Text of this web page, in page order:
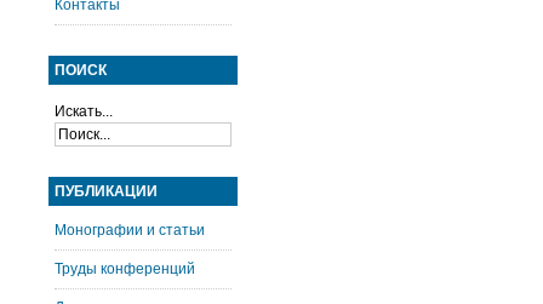
Контакты
ПОИСК
Искать...
ПУБЛИКАЦИИ
Монографии и статьи
Труды конференций